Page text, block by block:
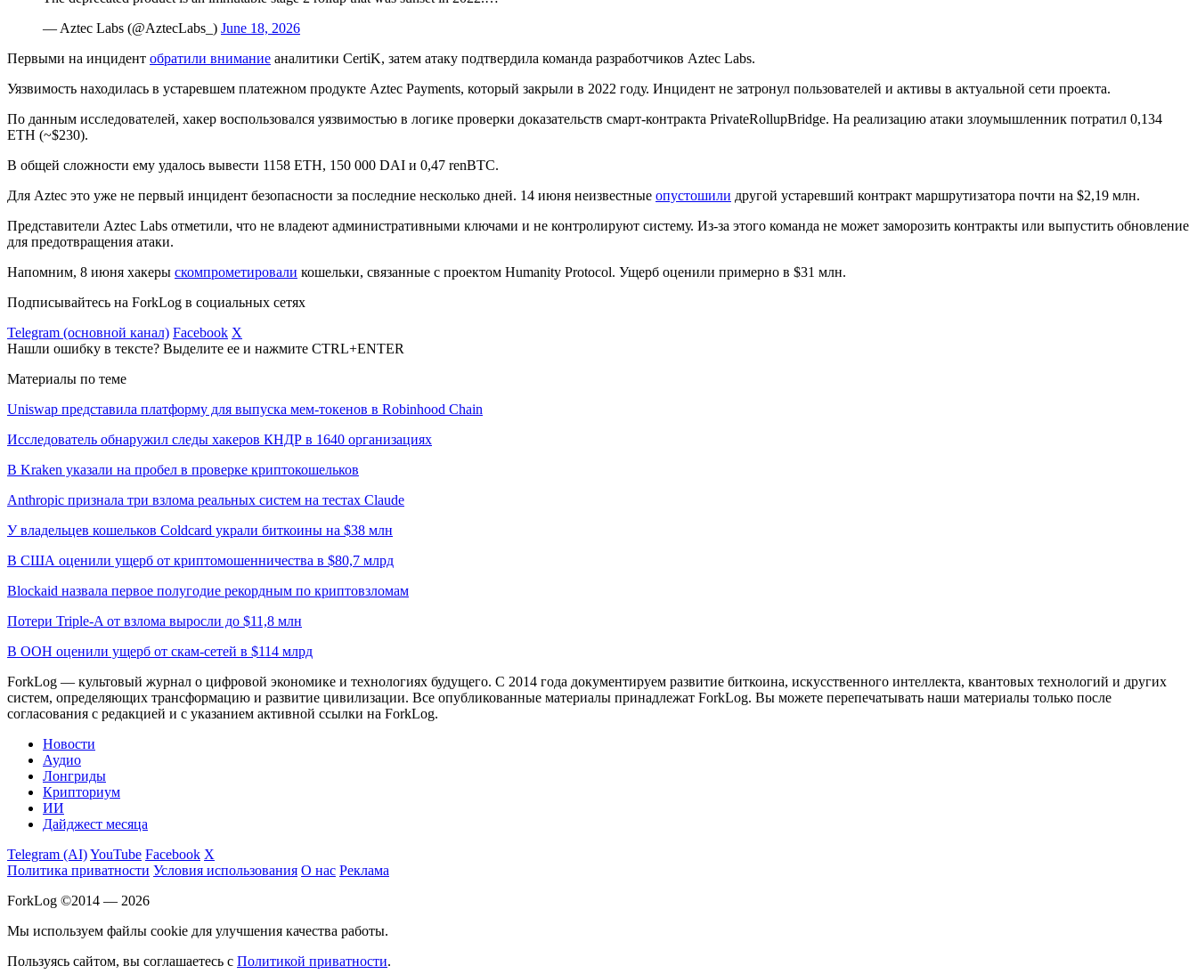
— Aztec Labs (@AztecLabs_) June 18, 2026
Первыми на инцидент обратили внимание аналитики CertiK, затем атаку подтвердила команда разработчиков Aztec Labs.
Уязвимость находилась в устаревшем платежном продукте Aztec Payments, который закрыли в 2022 году. Инцидент не затронул пользователей и активы в актуальной сети проекта.
По данным исследователей, хакер воспользовался уязвимостью в логике проверки доказательств смарт-контракта PrivateRollupBridge. На реализацию атаки злоумышленник потратил 0,134
ETH (~$230).
В общей сложности ему удалось вывести 1158 ETH, 150 000 DAI и 0,47 renBTC.
Для Aztec это уже не первый инцидент безопасности за последние несколько дней. 14 июня неизвестные опустошили другой устаревший контракт маршрутизатора почти на $2,19 млн.
Представители Aztec Labs отметили, что не владеют административными ключами и не контролируют систему. Из-за этого команда не может заморозить контракты или выпустить обновление
для предотвращения атаки.
Напомним, 8 июня хакеры скомпрометировали кошельки, связанные с проектом Humanity Protocol. Ущерб оценили примерно в $31 млн.
Подписывайтесь на ForkLog в социальных сетях
Telegram (основной канал) Facebook X
Нашли ошибку в тексте? Выделите ее и нажмите CTRL+ENTER
Материалы по теме
Uniswap представила платформу для выпуска мем-токенов в Robinhood Chain
Исследователь обнаружил следы хакеров КНДР в 1640 организациях
В Kraken указали на пробел в проверке криптокошельков
Anthropic признала три взлома реальных систем на тестах Claude
У владельцев кошельков Coldcard украли биткоины на $38 млн
В США оценили ущерб от криптомошенничества в $80,7 млрд
Blockaid назвала первое полугодие рекордным по криптовзломам
Потери Triple-A от взлома выросли до $11,8 млн
В ООН оценили ущерб от скам-сетей в $114 млрд
ForkLog — культовый журнал о цифровой экономике и технологиях будущего. С 2014 года документируем развитие биткоина, искусственного интеллекта, квантовых технологий и других
систем, определяющих трансформацию и развитие цивилизации. Все опубликованные материалы принадлежат ForkLog. Вы можете перепечатывать наши материалы только после
согласования с редакцией и с указанием активной ссылки на ForkLog.
Новости
Аудио
Лонгриды
Крипториум
ИИ
Дайджест месяца
Telegram (AI)YouTube Facebook X
Политика приватности Условия использования О нас Реклама
ForkLog ©2014 — 2026
Мы используем файлы cookie для улучшения качества работы.
Пользуясь сайтом, вы соглашаетесь с Политикой приватности.